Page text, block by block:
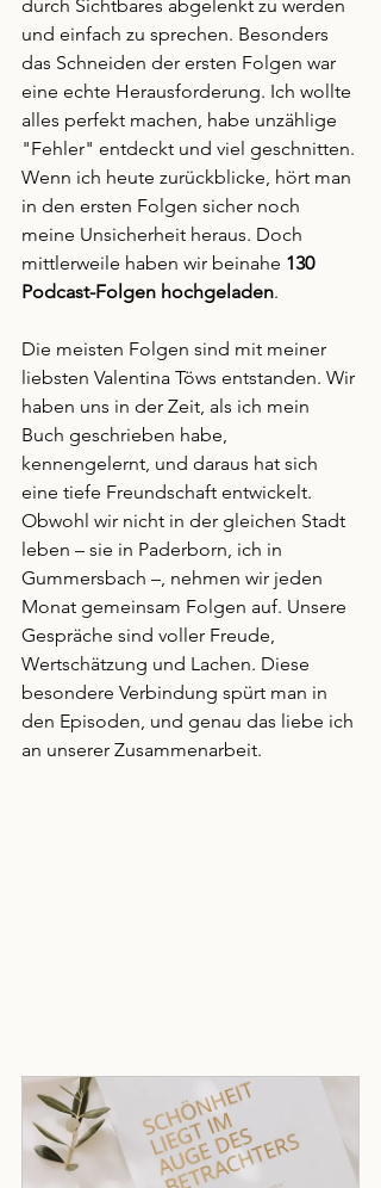
durch Sichtbares abgelenkt zu werden
und einfach zu sprechen. Besonders
das Schneiden der ersten Folgen war
eine echte Herausforderung. Ich wollte
alles perfekt machen, habe unzählige
"Fehler" entdeckt und viel geschnitten.
Wenn ich heute zurückblicke, hört man
in den ersten Folgen sicher noch
meine Unsicherheit heraus. Doch
mittlerweile haben wir beinahe 130
Podcast-Folgen hochgeladen.
Die meisten Folgen sind mit meiner
liebsten Valentina Töws entstanden. Wir
haben uns in der Zeit, als ich mein
Buch geschrieben habe,
kennengelernt, und daraus hat sich
eine tiefe Freundschaft entwickelt.
Obwohl wir nicht in der gleichen Stadt
leben – sie in Paderborn, ich in
Gummersbach –, nehmen wir jeden
Monat gemeinsam Folgen auf. Unsere
Gespräche sind voller Freude,
Wertschätzung und Lachen. Diese
besondere Verbindung spürt man in
den Episoden, und genau das liebe ich
an unserer Zusammenarbeit.